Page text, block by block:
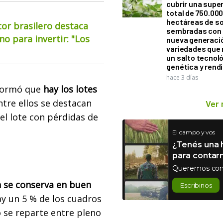
brasilero destaca
para invertir: "Los
que hay los lotes
ellos se destacan
lote con pérdidas de
se conserva en buen
un 5 % de los cuadros
se reparte entre pleno
cubrir una
total de 750.000
hectáreas de
sembradas con
nueva
variedades que
un salto
genética y
hace 3 días
Ver
El campo y vos
¿Tenés una
para
Queremos
Escribinos